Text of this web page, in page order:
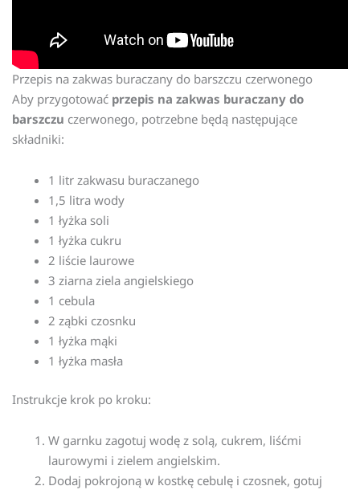
Przepis na zakwas buraczany do barszczu czerwonego
Aby przygotować przepis na zakwas buraczany do
barszczu czerwonego, potrzebne będą następujące
składniki:
1 litr zakwasu buraczanego
1,5 litra wody
1 łyżka soli
1 łyżka cukru
2 liście laurowe
3 ziarna ziela angielskiego
1 cebula
2 ząbki czosnku
1 łyżka mąki
1 łyżka masła
Instrukcje krok po kroku:
W garnku zagotuj wodę z solą, cukrem, liśćmi
laurowymi i zielem angielskim.
Dodaj pokrojoną w kostkę cebulę i czosnek, gotuj